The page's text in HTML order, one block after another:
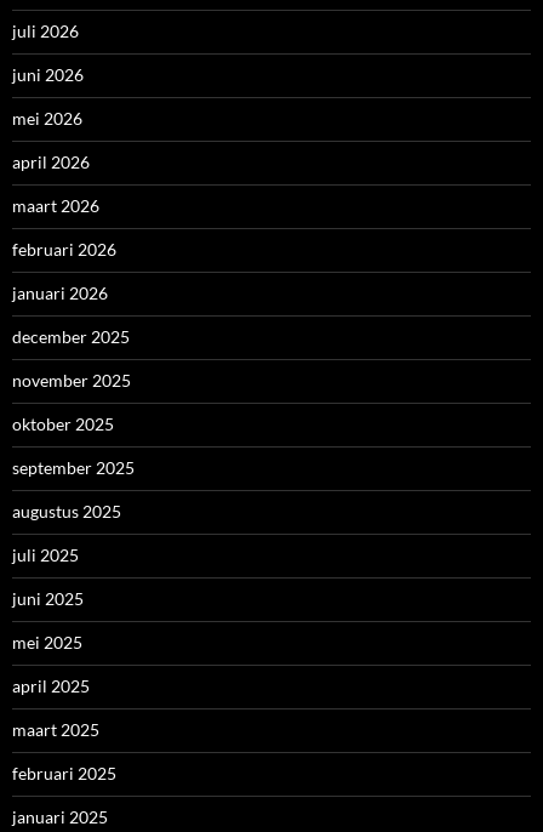
juli 2026
juni 2026
mei 2026
april 2026
maart 2026
februari 2026
januari 2026
december 2025
november 2025
oktober 2025
september 2025
augustus 2025
juli 2025
juni 2025
mei 2025
april 2025
maart 2025
februari 2025
januari 2025